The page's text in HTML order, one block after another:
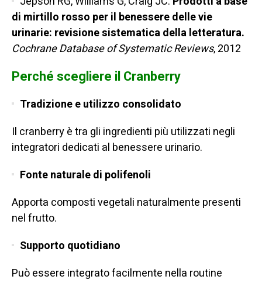
di mirtillo rosso per il benessere delle vie
urinarie: revisione sistematica della letteratura.
Cochrane Database of Systematic Reviews, 2012
Perché scegliere il Cranberry
Tradizione e utilizzo consolidato
Il cranberry è tra gli ingredienti più utilizzati negli
integratori dedicati al benessere urinario.
Fonte naturale di polifenoli
Apporta composti vegetali naturalmente presenti
nel frutto.
Supporto quotidiano
Può essere integrato facilmente nella routine